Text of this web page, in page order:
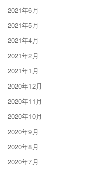
2021年6月
2021年5月
2021年4月
2021年2月
2021年1月
2020年12月
2020年11月
2020年10月
2020年9月
2020年8月
2020年7月